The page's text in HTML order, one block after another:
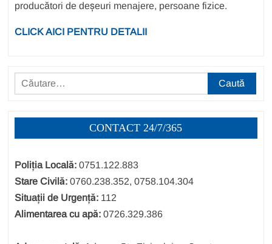
producători de deșeuri menajere, persoane fizice.
CLICK AICI PENTRU DETALII
Caută
după:
CONTACT 24/7/365
Poliția Locală: 0751.122.883
Stare Civilă: 0760.238.352, 0758.104.304
Situații de Urgență: 112
Alimentarea cu apă: 0726.329.386